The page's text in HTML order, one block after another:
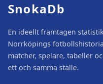
SnokaDb
En ideellt framtagen
Norrköpings
matcher, spelare, tabeller
ett och samma ställe.